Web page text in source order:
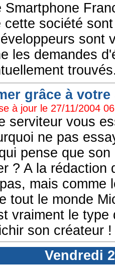
Smartphone
cette société
sont
les demandes
grâce à
à jour le 27/11/2004
serviteur vous
ne pas
pense que
? A la
mais comme
tout le monde
vraiment le
son créateur !
Vendredi